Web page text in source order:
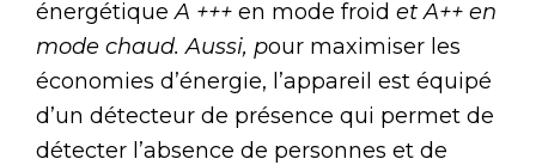
énergétique A +++ en mode froid et A++ en
mode chaud. Aussi, pour maximiser les
économies d’énergie, l’appareil est équipé
d’un détecteur de présence qui permet de
détecter l’absence de personnes et de